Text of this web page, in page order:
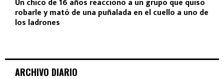
robarle y mató de una puñalada en el cuello a uno de
los ladrones
ARCHIVO DIARIO